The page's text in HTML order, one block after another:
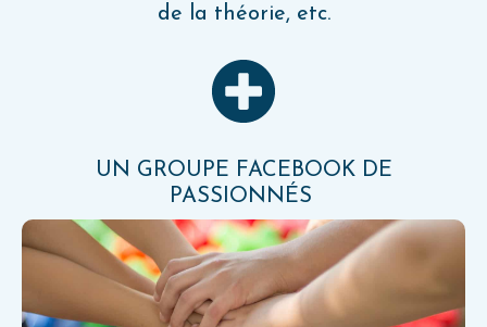
de la théorie, etc.
UN GROUPE FACEBOOK DE
PASSIONNÉS